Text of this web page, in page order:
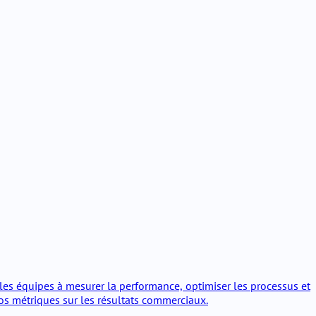
équipes à mesurer la performance, optimiser les processus et
métriques sur les résultats commerciaux.